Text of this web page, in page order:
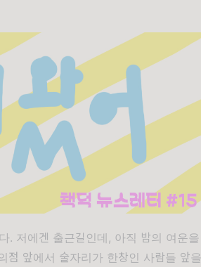
. 저에겐 출근길인데, 아직 밤의 여운을
점 앞에서 술자리가 한창인 사람들 앞을